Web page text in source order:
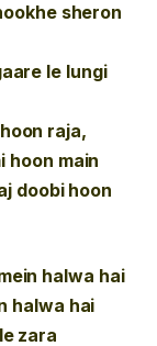
sheron
le lungi
raja,
hoon main
doobi hoon
halwa hai
halwa hai
zara